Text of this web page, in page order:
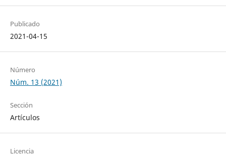
Publicado
2021-04-15
Número
Núm. 13 (2021)
Sección
Artículos
Licencia